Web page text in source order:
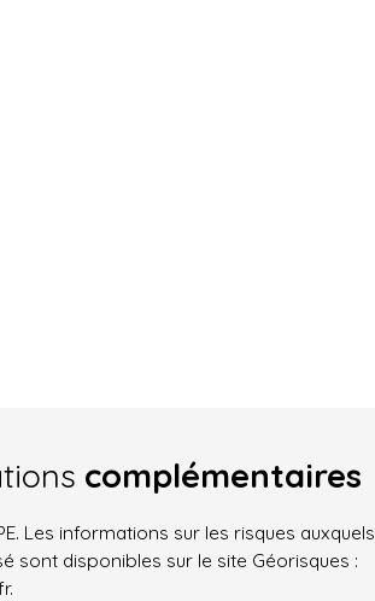
complémentaires
Les informations sur les risques auxquels
sont disponibles sur le site Géorisques :